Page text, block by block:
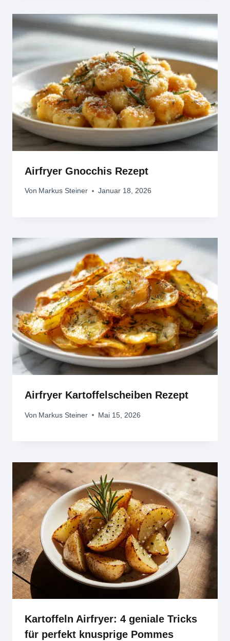
Airfryer Gnocchis Rezept
Von Markus Steiner Januar 18, 2026
Airfryer Kartoffelscheiben Rezept
Von Markus Steiner Mai 15, 2026
Kartoffeln Airfryer: 4 geniale Tricks
für perfekt knusprige Pommes